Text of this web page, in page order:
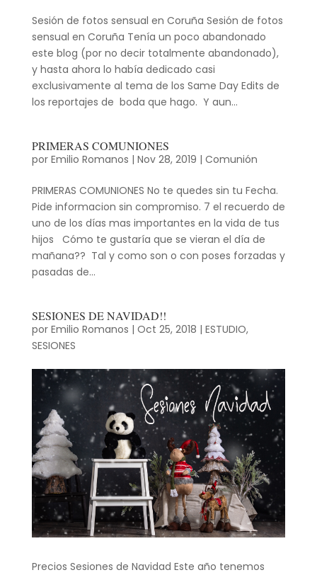
Sesión de fotos sensual en Coruña Sesión de fotos
sensual en Coruña Tenía un poco abandonado
este blog (por no decir totalmente abandonado),
y hasta ahora lo había dedicado casi
exclusivamente al tema de los Same Day Edits de
los reportajes de boda que hago. Y aun...
PRIMERAS COMUNIONES
por Emilio Romanos | Nov 28, 2019 | Comunión
PRIMERAS COMUNIONES No te quedes sin tu Fecha.
Pide informacion sin compromiso. 7 el recuerdo de
uno de los días mas importantes en la vida de tus
hijos Cómo te gustaría que se vieran el día de
mañana?? Tal y como son o con poses forzadas y
pasadas de...
SESIONES DE NAVIDAD!!
por Emilio Romanos | Oct 25, 2018 | ESTUDIO,
SESIONES
Precios Sesiones de Navidad Este año tenemos